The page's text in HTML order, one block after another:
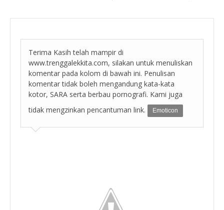
Terima Kasih telah mampir di
www.trenggalekkita.com, silakan untuk menuliskan
komentar pada kolom di bawah ini. Penulisan
komentar tidak boleh mengandung kata-kata
kotor, SARA serta berbau pornografi. Kami juga
tidak mengzinkan pencantuman link.
Emoticon